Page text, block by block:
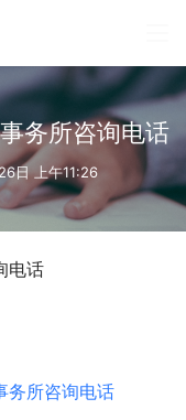
务所咨询电话
日 上午11:26
电话
务所咨询电话